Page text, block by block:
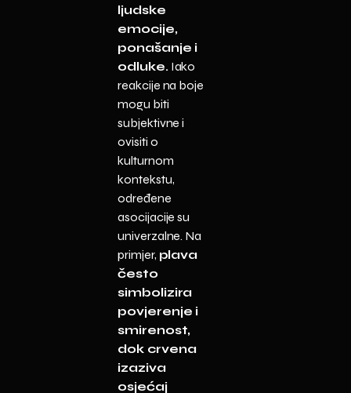
ljudske
emocije,
ponašanje i
odluke.Iako
reakcije na boje
mogu biti
subjektivne i
ovisiti o
kulturnom
kontekstu,
određene
asocijacije su
univerzalne. Na
primjer, plava
često
simbolizira
povjerenje i
smirenost,
dok crvena
izaziva
osjećaj